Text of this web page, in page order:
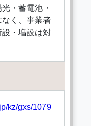
・蓄電池・
く、事業者
・増設は対
kz/gxs/1079